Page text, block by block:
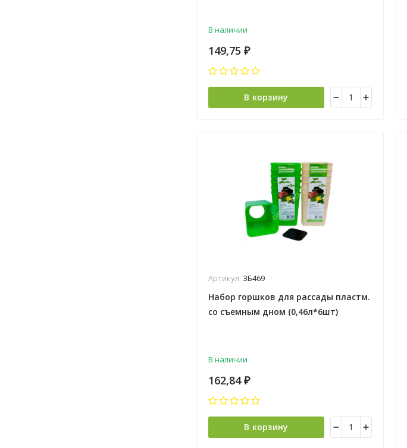
В наличии
149,75 ₽
В корзину
Артикул: ЗБ469
Набор горшков для рассады пластм.
со съемным дном (0,46л*6шт)
В наличии
162,84 ₽
В корзину